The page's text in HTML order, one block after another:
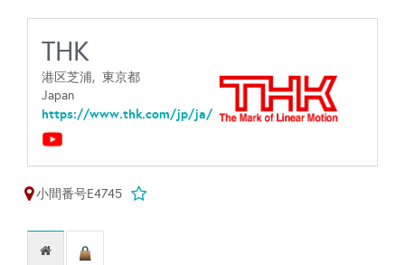
THK
港区芝浦, 東京都
Japan
https://www.thk.com/jp/ja/
小間番号E4745